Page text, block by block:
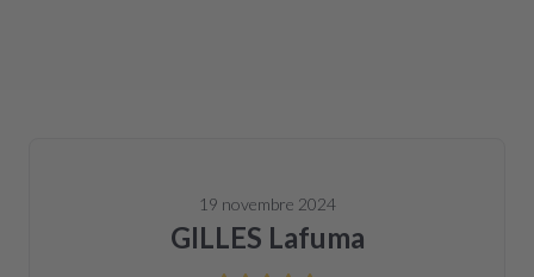
19 novembre 2024
GILLES Lafuma